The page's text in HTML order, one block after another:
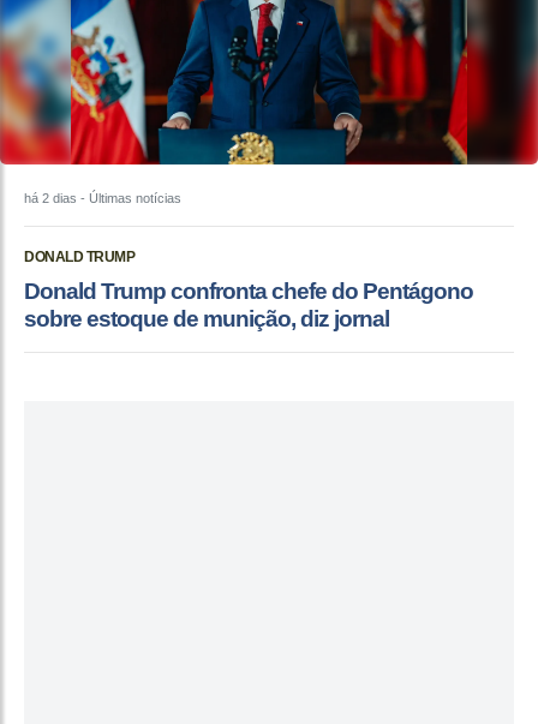
há 2 dias - Últimas notícias
DONALD TRUMP
Donald Trump confronta chefe do Pentágono
sobre estoque de munição, diz jornal